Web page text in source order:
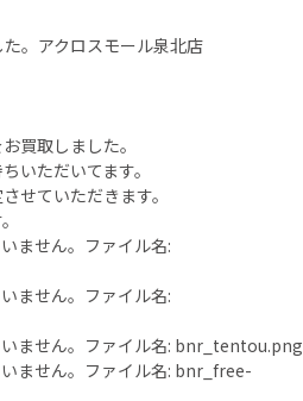
。アクロスモール泉北店
買取しました。
いただいてます。
せていただきます。